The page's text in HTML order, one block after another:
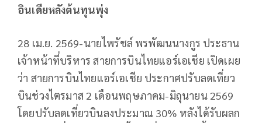
อินเดียหลังต้นทุนพุ่ง
28 เม.ย. 2569-นายไพรัชล์ พรพัฒนนางกูร ประธาน
เจ้าหน้าที่บริหาร สายการบินไทยแอร์เอเชีย เปิดเผย
ว่า สายการบินไทยแอร์เอเชีย ประกาศปรับลดเที่ยว
บินช่วงไตรมาส 2 เดือนพฤษภาคม-มิถุนายน 2569
โดยปรับลดเที่ยวบินลงประมาณ 30% หลังได้รับผลก